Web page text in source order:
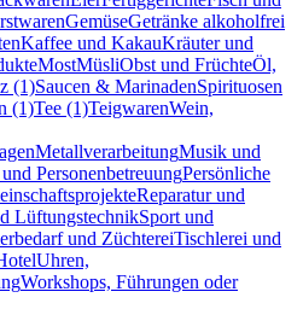
GemüseGetränke alkoholfrei
Kaffee und KakauKräuter und
MostMüsliObst und FrüchteÖl,
(1)Saucen & MarinadenSpirituosen
(1)Tee (1)TeigwarenWein,
MetallverarbeitungMusik und
PersonenbetreuungPersönliche
Reparatur und
LüftungstechnikSport und
und ZüchtereiTischlerei und
Uhren,
Workshops, Führungen oder